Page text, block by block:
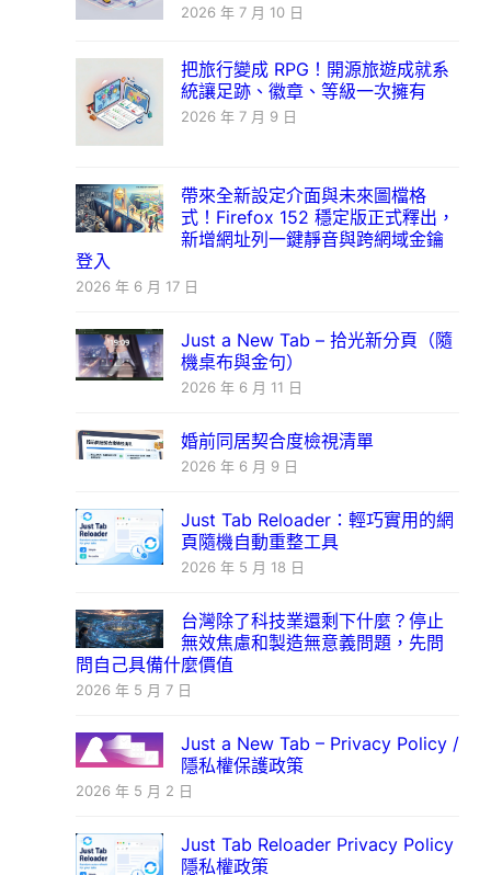
2026 年 7 月 10 日
把旅行變成 RPG！開源旅遊成就系
統讓足跡、徽章、等級一次擁有
2026 年 7 月 9 日
帶來全新設定介面與未來圖檔格
式！Firefox 152 穩定版正式釋出，
新增網址列一鍵靜音與跨網域金鑰
登入
2026 年 6 月 17 日
Just a New Tab – 拾光新分頁（隨
機桌布與金句）
2026 年 6 月 11 日
婚前同居契合度檢視清單
2026 年 6 月 9 日
Just Tab Reloader：輕巧實用的網
頁隨機自動重整工具
2026 年 5 月 18 日
台灣除了科技業還剩下什麼？停止
無效焦慮和製造無意義問題，先問
問自己具備什麼價值
2026 年 5 月 7 日
Just a New Tab – Privacy Policy /
隱私權保護政策
2026 年 5 月 2 日
Just Tab Reloader Privacy Policy
隱私權政策